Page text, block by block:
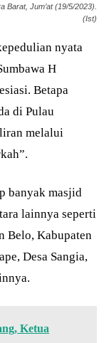
Barat, Jum’at (19/5/2023).
(Ist)
nyata
H
Betapa
di Pulau
melalui
banyak masjid
lainnya seperti
Belo, Kabupaten
Desa Sangia,
Ketua